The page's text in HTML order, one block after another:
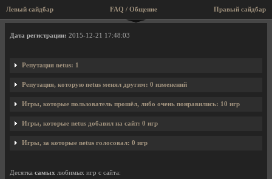
Левый сайдбар Правый сайдбар
FAQ / Общение
Профиль пользователя netus
Дата регистрации: 2015-12-21 17:48:03
Репутация netus: 1
Репутация, которую netus менял другим: 0 изменений
Игры, которые пользователь прошёл, либо очень понравились: 10 игр
Игры, которые netus добавил на сайт: 0 игр
Игры, за которые netus голосовал: 0 игр
Десятка самых любимых игр с сайта: